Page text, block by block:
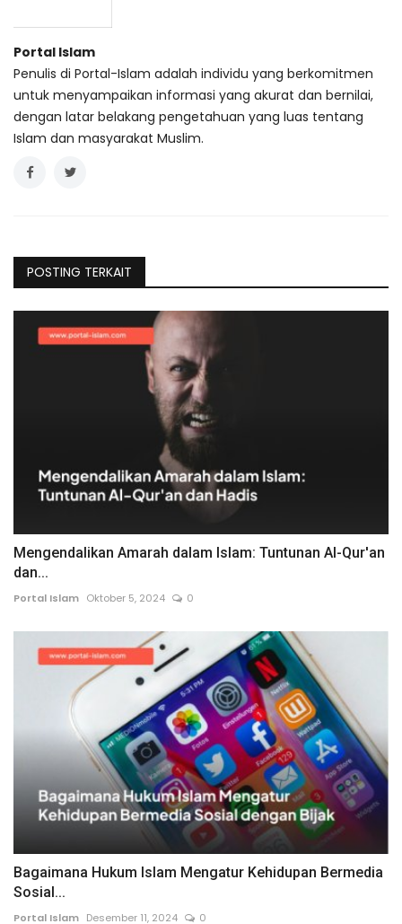
Portal Islam
Penulis di Portal-Islam adalah individu yang berkomitmen
untuk menyampaikan informasi yang akurat dan bernilai,
dengan latar belakang pengetahuan yang luas tentang
Islam dan masyarakat Muslim.
POSTING TERKAIT
Mengendalikan Amarah dalam Islam: Tuntunan Al-Qur'an
dan...
Portal Islam Oktober 5, 2024 0
Bagaimana Hukum Islam Mengatur Kehidupan Bermedia
Sosial...
Portal Islam Desember 11, 2024 0